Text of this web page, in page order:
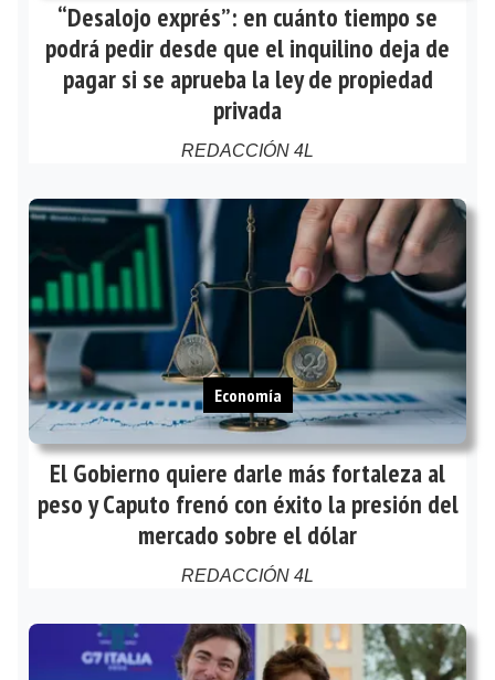
“Desalojo exprés”: en cuánto tiempo se
podrá pedir desde que el inquilino deja de
pagar si se aprueba la ley de propiedad
privada
REDACCIÓN 4L
El Gobierno quiere darle más fortaleza al
peso y Caputo frenó con éxito la presión del
mercado sobre el dólar
REDACCIÓN 4L
Economía